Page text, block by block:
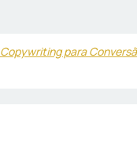
Copywriting para